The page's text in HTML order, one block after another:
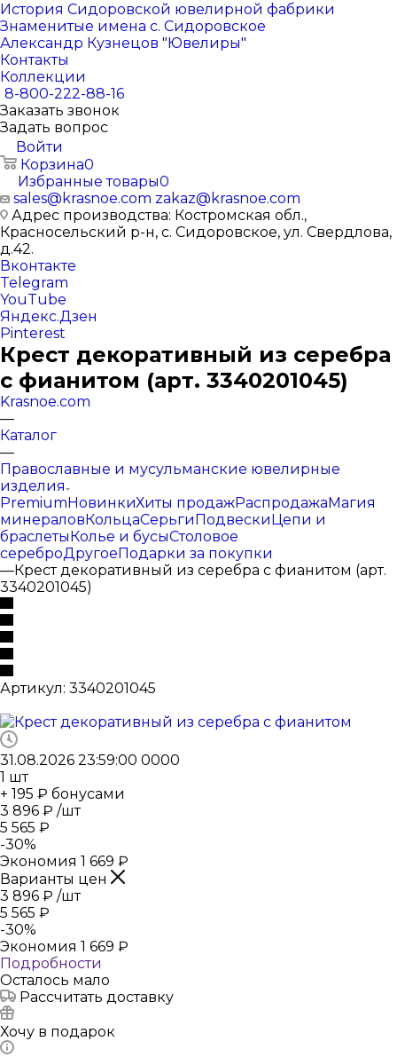
История Сидоровской ювелирной фабрики
Знаменитые имена с. Сидоровское
Александр Кузнецов "Ювелиры"
Контакты
Коллекции
8-800-222-88-16
Заказать звонок
Задать вопрос
Войти
Корзина0
Избранные товары0
sales@krasnoe.com zakaz@krasnoe.com
Адрес производства: Костромская обл.,
Красносельский р-н, с. Сидоровское, ул. Свердлова,
д.42.
Вконтакте
Telegram
YouTube
Яндекс.Дзен
Pinterest
Крест декоративный из серебра
с фианитом (арт. 3340201045)
Krasnoe.com
—
Каталог
—
Православные и мусульманские ювелирные
изделия
PremiumНовинкиХиты продажРаспродажаМагия
минераловКольцаСерьгиПодвескиЦепи и
браслетыКолье и бусыСтоловое
сереброДругоеПодарки за покупки
—Крест декоративный из серебра с фианитом (арт.
3340201045)
Артикул: 3340201045
31.08.2026 23:59:00 0000
1 шт
+ 195 ₽ бонусами
3 896 ₽ /шт
5 565 ₽
-30%
Экономия 1 669 ₽
Варианты цен
3 896 ₽ /шт
5 565 ₽
-30%
Экономия 1 669 ₽
Подробности
Осталось мало
Рассчитать доставку
Хочу в подарок